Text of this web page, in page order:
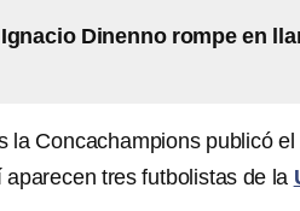
Dinenno rompe en
la Concachampions publicó
tres futbolistas de la